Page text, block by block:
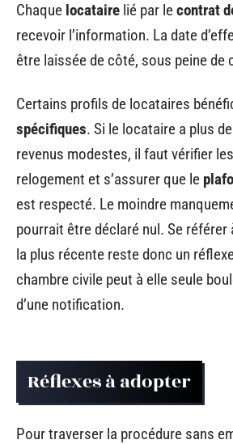
Chaque locataire lié par lecontrat
recevoir l’information. La date
être laissée de côté, sous peine de
Certains profils de locataires
spécifiques. Si le locataire a plus
revenus modestes, il faut vérifier
relogement et s’assurer que le
est respecté. Le moindre
pourrait être déclaré nul. Se référer
la plus récente reste donc un
chambre civile peut à elle seule
d’une notification.
Réflexes à adopter
Pour traverser la procédure sans